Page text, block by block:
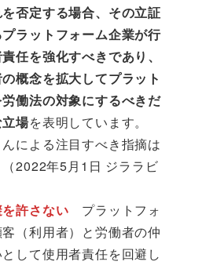
否定する場合、その立証
ラットフォーム企業が行
任を強化すべきであり、
概念を拡大してプラット
働法の対象にするべきだ
場を表明しています。
による注目すべき指摘は
2022年5月1日 ジララビ
許さない プラットフォ
（利用者）と労働者の仲
して使用者責任を回避し